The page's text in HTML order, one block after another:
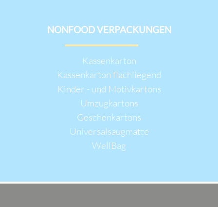
NONFOOD VERPACKUNGEN
Navigation
überspringen
Kassenkarton
Kassenkarton flachliegend
Kinder - und Motivkartons
Umzugkartons
Geschenkartons
Universalsaugmatte
WellBag